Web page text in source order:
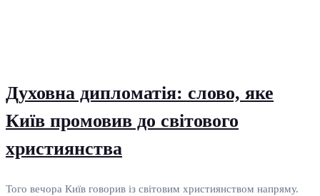
Духовна дипломатія: слово, яке
Київ промовив до світового
християнства
Того вечора Київ говорив із світовим християнством напряму.